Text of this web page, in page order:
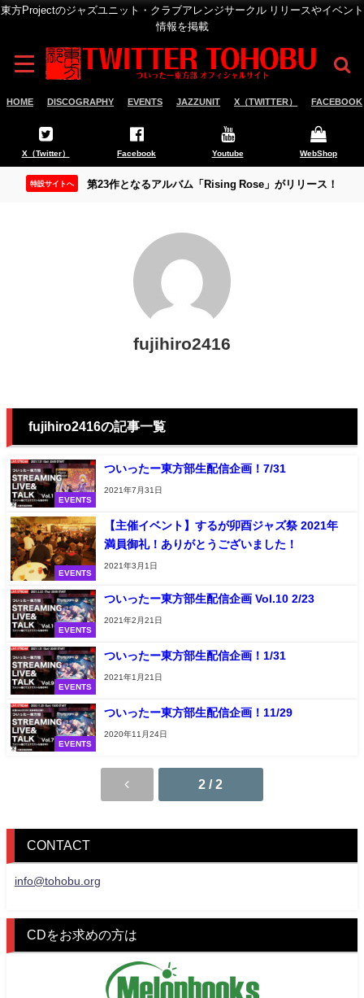
東方Projectのジャズユニット・クラブアレンジサークル リリースやイベント
情報を掲載
HOME DISCOGRAPHY EVENTS JAZZUNIT X（TWITTER） FACEBOOK
X（Twitter） Facebook Youtube WebShop
特設サイトへ 第23作となるアルバム「Rising Rose」がリリース！
fujihiro2416
fujihiro2416の記事一覧
EVENTS
ついったー東方部生配信企画！7/31
2021年7月31日
EVENTS
【主催イベント】するが卯酉ジャズ祭 2021年
満員御礼！ありがとうございました！
2021年3月1日
EVENTS
ついったー東方部生配信企画 Vol.10 2/23
2021年2月21日
EVENTS
ついったー東方部生配信企画！1/31
2021年1月21日
EVENTS
ついったー東方部生配信企画！11/29
2020年11月24日
2 / 2
CONTACT
info@tohobu.org
CDをお求めの方は